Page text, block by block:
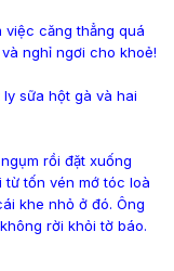
căng thẳng quá
nghỉ ngơi cho khoẻ!
sữa hột gà và hai
rồi đặt xuống
từ tốn vén mớ tóc loà
khe nhỏ ở đó. Ông
rời khỏi tờ báo.